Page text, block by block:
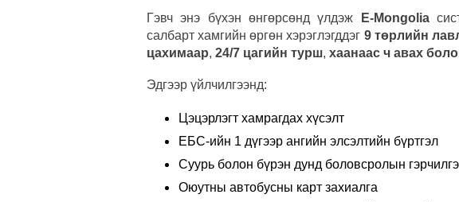
Гэвч энэ бүхэн өнгөрсөнд үлдэж E-Mongolia
салбарт хамгийн өргөн хэрэглэгддэг 9 төрлийн
цахимаар, 24/7 цагийн турш, хаанаас ч авах
Эдгээр үйлчилгээнд:
Цэцэрлэгт хамрагдах хүсэлт
ЕБС-ийн 1 дүгээр ангийн элсэлтийн бүртгэл
Суурь болон бүрэн дунд боловсролын
Оюутны автобусны карт захиалга